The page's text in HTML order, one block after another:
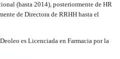
(hasta 2014), posteriormente de HR
de Directora de RRHH hasta el
es Licenciada en Farmacia por la